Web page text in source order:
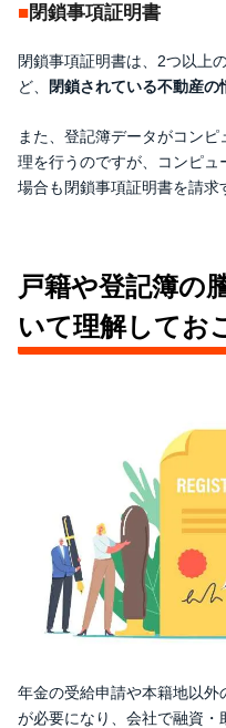
閉鎖事項証明書
閉鎖事項証明書は、2つ以上
ど、
閉鎖されている不動産の
また、登記簿データがコン
理を行うのですが、コンピ
場合も閉鎖事項証明書を請求
戸籍や登記簿の
いて理解してお
年金の受給申請や本籍地以外
が必要になり、会社で融資